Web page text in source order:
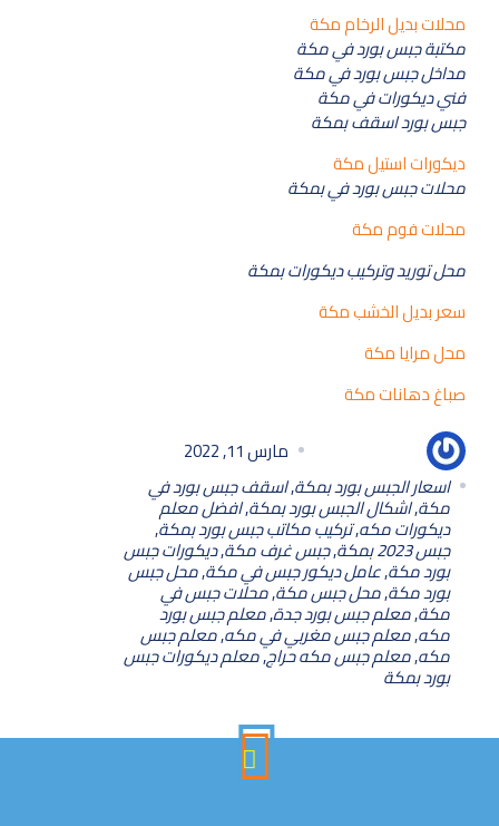
محلات بديل الرخام مكة
مكتبة جبس بورد في مكة
مداخل جبس بورد في مكة
فني ديكورات في مكة
جبس بورد اسقف بمكة
ديكورات استيل مكة
محلات جبس بورد في بمكة
محلات فوم مكة
محل توريد وتركيب ديكورات بمكة
سعر بديل الخشب مكة
محل مرايا مكة
صباغ دهانات مكة
مارس 11, 2022
اسعار الجبس بورد بمكة,اسقف جبس بورد في
مكة,اشكال الجبس بورد بمكة,افضل معلم
ديكورات مكه,تركيب مكاتب جبس بورد بمكة,
جبس 2023 بمكة ,جبس غرف مكة,ديكورات جبس
بورد مكة,عامل ديكور جبس في مكة,محل جبس
بورد مكة,محل جبس مكة,محلات جبس في
مكة,معلم جبس بورد جدة,معلم جبس بورد
مكه,معلم جبس مغربي في مكه,معلم جبس
مكه,معلم جبس مكه حراج,معلم ديكورات جبس
بورد بمكة